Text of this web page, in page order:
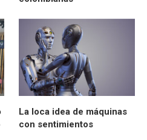
La loca idea de máquinas
con sentimientos